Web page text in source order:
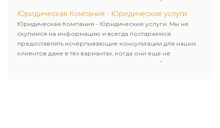
пользовались юридическими услугами нашей компании.
Юридическая Компания - Юридические услуги
Юридическая Компания - Юридические услуги. Мы не
скупимся на информацию и всегда постараемся
предоставлять исчерпывающие консультации для наших
клиентов даже в тех вариантах, когда они еще не
пользовались юридическими услугами нашей компании.